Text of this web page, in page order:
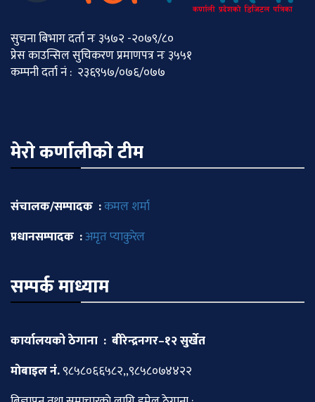
सुचना बिभाग दर्ता नः ३५७२ -२०७९/८०
प्रेस काउन्सिल सुचिकरण प्रमाणपत्र नः ३५५१
कम्पनी दर्ता नं : २३६९५७/०७६/०७७
मेराे कर्णालीकाे टीम
संचालक/सम्पादक :कमल शर्मा
प्रधानसम्पादक :अमृत प्याकुरेल
सम्पर्क माध्याम
कार्यालयको ठेगाना : बीरेन्द्रनगर–१२ सुर्खेत
माेबाइल नं.९८५८०६६५८२,,९८५८०७४४२२